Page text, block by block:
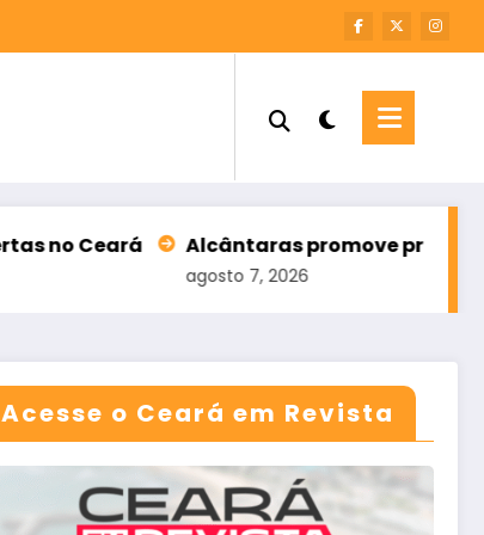
Alcântaras promove primeira edição da
Acesse o Ceará em Revista